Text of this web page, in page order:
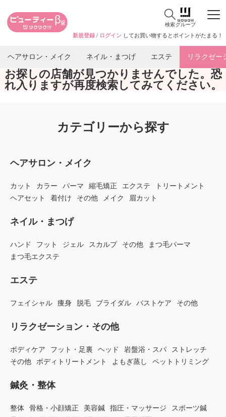
検索グループ
新規登録 / ログイン してお買い物するとポイントがたまる！
ヘアサロン・メイク ネイル・まつげ エステ リラクゼー
お探しの店舗が見つかりませんでした。恐
れ入りますが再度検索してみてください。
カテゴリーから探す
ヘアサロン・メイク
カット カラー パーマ 縮毛矯正 エクステ
トリートメント
ヘアセット
着付け その他 メイク 眉カット
ネイル・まつげ
ハンド フット ジェル スカルプ その他
まつ毛パーマ
まつ毛エクステ
エステ
フェイシャル 痩身 脱毛 ブライダル バストケア その他
リラクゼーション・その他
ボディケア フット・足裏 ヘッド 岩盤浴・スパ
ストレッチ
その他
ボディトリートメント よもぎ蒸し ペットトリミング
鍼灸・整体
整体 骨格・小顔矯正 美容鍼 指圧・マッサージ
スポーツ鍼